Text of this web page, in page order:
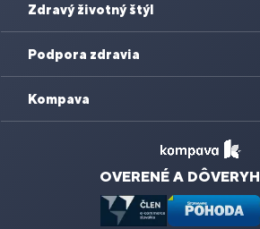
Zdravý životný štýl
Podpora zdravia
Kompava
OVERENÉ A